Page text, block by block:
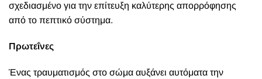
σχεδιασμένο για την επίτευξη καλύτερης απορρόφησης
από το πεπτικό σύστημα.
Πρωτεΐνες
Ένας τραυματισμός στο σώμα αυξάνει αυτόματα την